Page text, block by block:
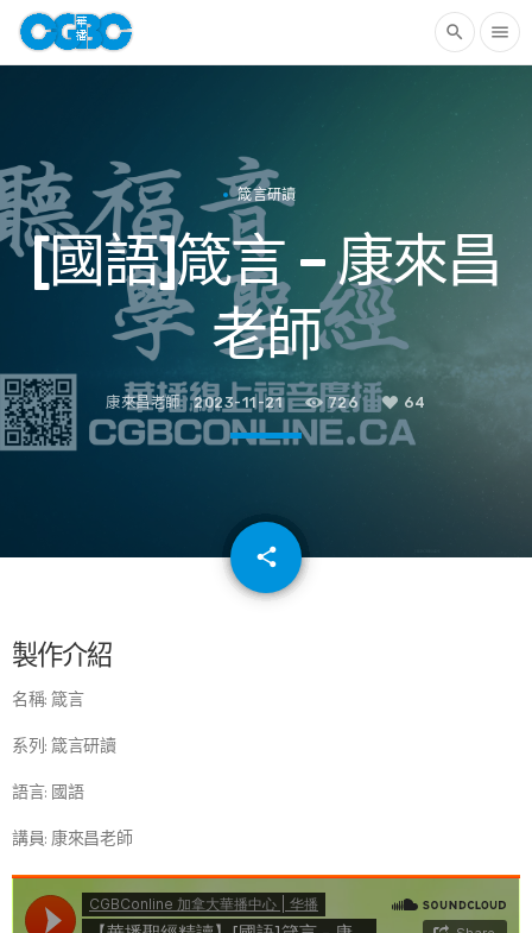
search menu
箴言研讀
[國語]箴言 – 康來昌
老師
康來昌老師 2023-11-21 726 64
share
email
製作介紹
名稱: 箴言
系列: 箴言研讀
語言: 國語
講員: 康來昌老師